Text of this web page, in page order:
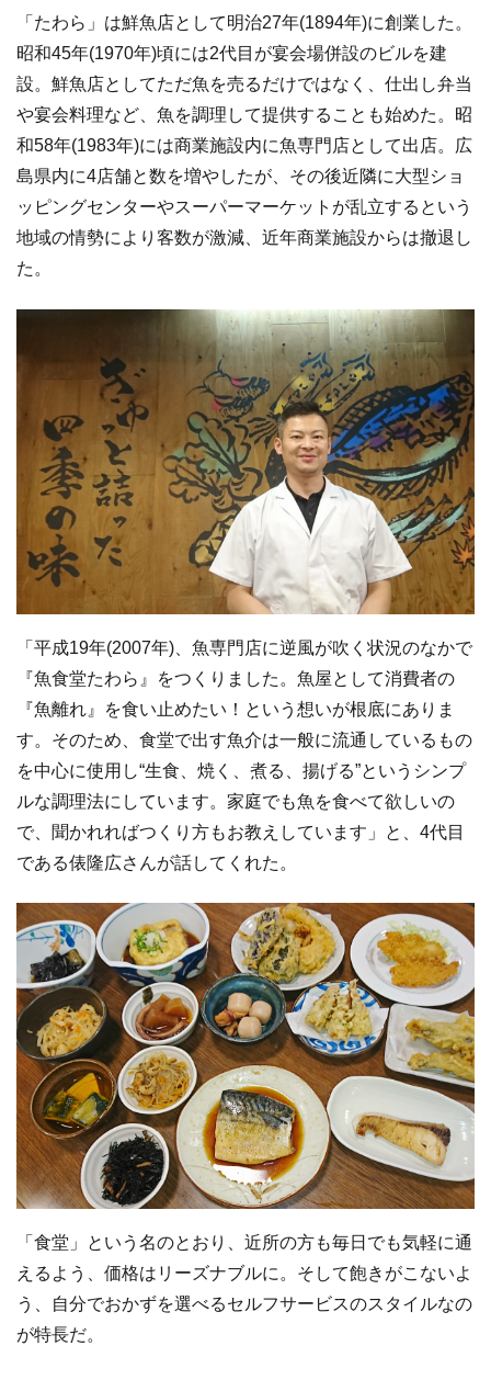
「たわら」は鮮魚店として明治27年(1894年)に創業した。
昭和45年(1970年)頃には2代目が宴会場併設のビルを建
設。鮮魚店としてただ魚を売るだけではなく、仕出し弁当
や宴会料理など、魚を調理して提供することも始めた。昭
和58年(1983年)には商業施設内に魚専門店として出店。広
島県内に4店舗と数を増やしたが、その後近隣に大型ショ
ッピングセンターやスーパーマーケットが乱立するという
地域の情勢により客数が激減、近年商業施設からは撤退し
た。
「平成19年(2007年)、魚専門店に逆風が吹く状況のなかで
『魚食堂たわら』をつくりました。魚屋として消費者の
『魚離れ』を食い止めたい！という想いが根底にありま
す。そのため、食堂で出す魚介は一般に流通しているもの
を中心に使用し“生食、焼く、煮る、揚げる”というシンプ
ルな調理法にしています。家庭でも魚を食べて欲しいの
で、聞かれればつくり方もお教えしています」と、4代目
である俵隆広さんが話してくれた。
「食堂」という名のとおり、近所の方も毎日でも気軽に通
えるよう、価格はリーズナブルに。そして飽きがこないよ
う、自分でおかずを選べるセルフサービスのスタイルなの
が特長だ。